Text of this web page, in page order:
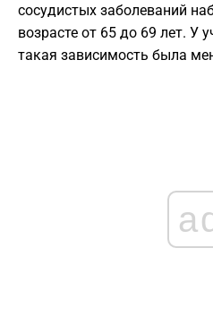
сосудистых заболеваний
возрасте от 65 до 69 лет. У
такая зависимость была